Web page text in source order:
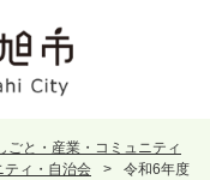
ごと・産業・コミュニティ
ティ・自治会 >
令和6年度